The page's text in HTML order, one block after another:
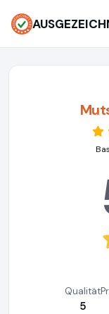
Qualität
5